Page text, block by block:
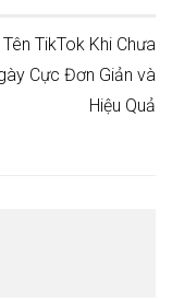
TikTok Khi Chưa
Cực Đơn Giản và
Hiệu Quả